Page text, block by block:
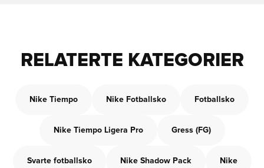
RELATERTE KATEGORIER
Nike Tiempo Nike Fotballsko Fotballsko
Nike Tiempo Ligera Pro Gress (FG)
Svarte fotballsko Nike Shadow Pack Nike